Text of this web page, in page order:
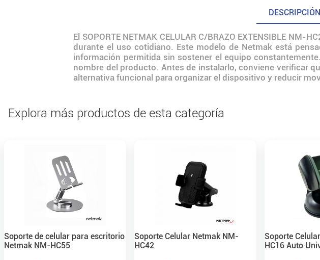
DESCRIPCIÓN
El SOPORTE NETMAK CELULAR C/BRAZO EXTENSIBLE
durante el uso cotidiano. Este modelo de Netmak está
información permitida sin sostener el equipo
nombre del producto. Antes de instalarlo, conviene verificar
alternativa funcional para organizar el dispositivo y reducir
Explora más productos de esta categoría
Soporte de celular para escritorio
Netmak NM-HC55
Soporte Celular Netmak NM-
HC42
Soporte
HC16 Auto